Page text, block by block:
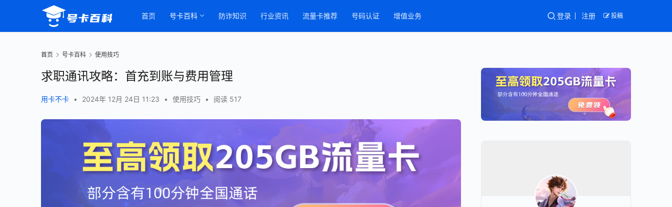
首页 号卡百科 防诈知识 行业资讯 流量卡推荐 号码认证 增值业务 登录 注册 投稿
首页 号卡百科 使用技巧
求职通讯攻略：首充到账与费用管理
用卡不卡 • 2024年 12月 24日 11:23 • 使用技巧 • 阅读 517